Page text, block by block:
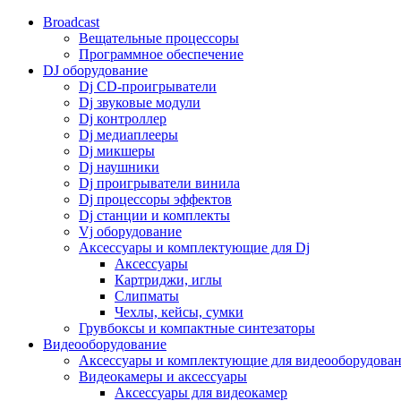
Broadcast
Вещательные процессоры
Программное обеспечение
DJ оборудование
Dj CD-проигрыватели
Dj звуковые модули
Dj контроллер
Dj медиаплееры
Dj микшеры
Dj наушники
Dj проигрыватели винила
Dj процессоры эффектов
Dj станции и комплекты
Vj оборудование
Аксессуары и комплектующие для Dj
Аксессуары
Картриджи, иглы
Слипматы
Чехлы, кейсы, сумки
Грувбоксы и компактные синтезаторы
Видеооборудование
Аксессуары и комплектующие для
Видеокамеры и аксессуары
Аксессуары для видеокамер